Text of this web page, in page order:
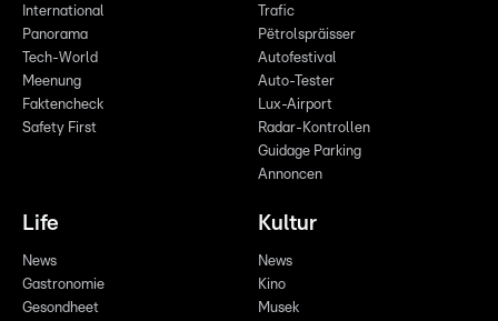
International
Panorama
Tech-World
Meenung
Faktencheck
Safety First
Trafic
Pëtrolspräisser
Autofestival
Auto-Tester
Lux-Airport
Radar-Kontrollen
Guidage Parking
Annoncen
Life
News
Gastronomie
Gesondheet
Kultur
News
Kino
Musek